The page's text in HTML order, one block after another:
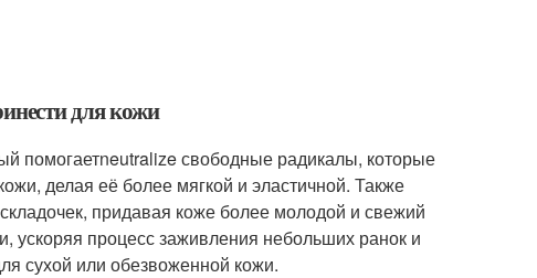
для кожи
помогаетneutralize свободные радикалы, которые
делая её более мягкой и эластичной. Также
придавая коже более молодой и свежий
ускоряя процесс заживления небольших ранок и
сухой или обезвоженной кожи.